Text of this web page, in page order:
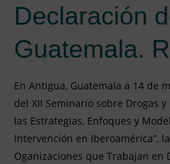
Declaración
Guatemala.
En Antigua, Guatemala a 14 de
del XII Seminario sobre Drogas y
las Estrategias, Enfoques y
Intervención en Iberoamérica”,
Oganizaciones que Trabajan en